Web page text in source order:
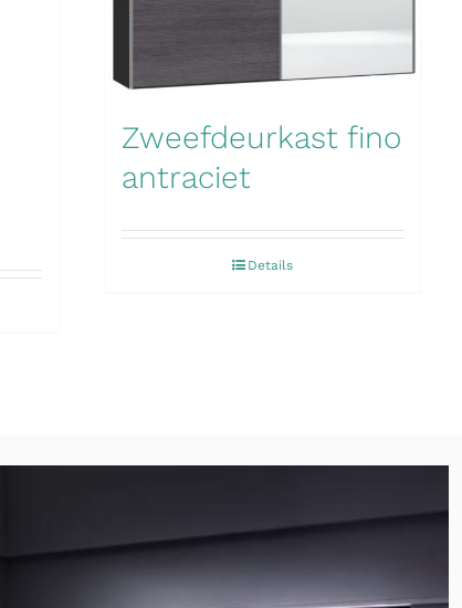
Zweefdeurkast fino
antraciet
Details